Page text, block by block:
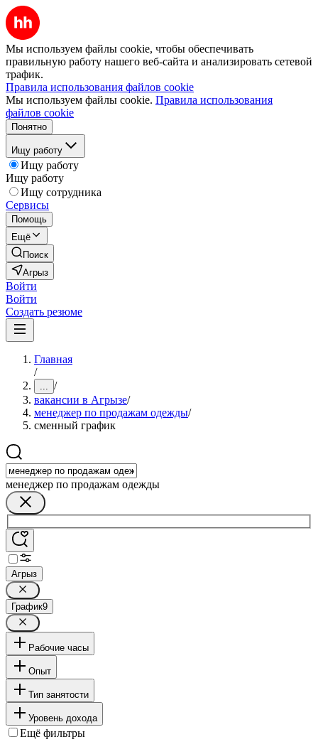
Мы используем файлы cookie, чтобы обеспечивать
правильную работу нашего веб-сайта и анализировать сетевой
трафик.
Правила использования файлов cookie
Мы используем файлы cookie. Правила использования
файлов cookie
Понятно
Ищу работу
Ищу работу
Ищу работу
Ищу сотрудника
Сервисы
Помощь
Ещё
Поиск
Агрыз
Войти
Войти
Создать резюме
Главная
/
... /
вакансии в Агрызе/
менеджер по продажам одежды/
сменный график
менеджер по продажам одежды
Агрыз
График9
Рабочие часы
Опыт
Тип занятости
Уровень дохода
Ещё фильтры